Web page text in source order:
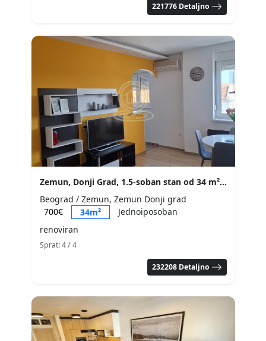
221776 Detaljno
Zemun, Donji Grad, 1.5-soban stan od 34 m², 4. sprat
Beograd / Zemun, Zemun Donji grad
700€
34m²
Jednoiposoban
renoviran
Sprat: 4 / 4
232208 Detaljno